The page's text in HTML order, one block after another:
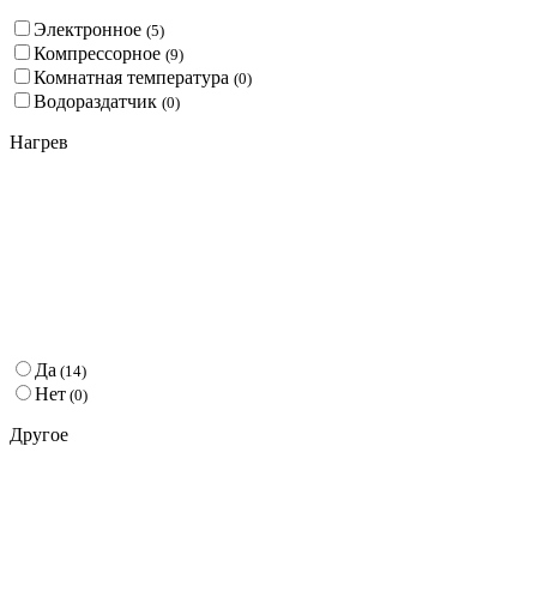
Электронное (5)
Компрессорное (9)
Комнатная температура (0)
Водораздатчик (0)
Нагрев
Да (14)
Нет (0)
Другое